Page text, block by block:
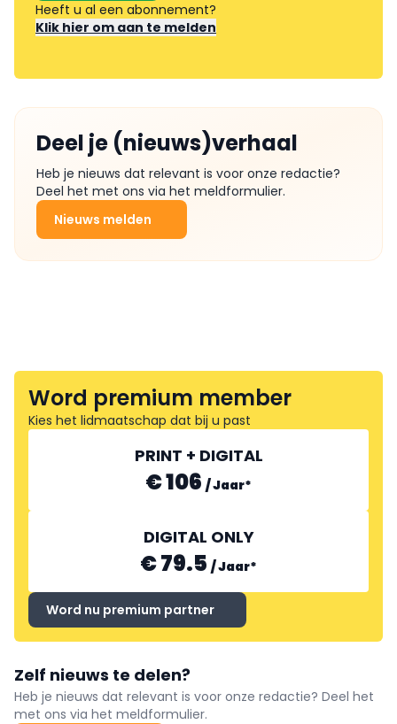
Heeft u al een abonnement?
Klik hier om aan te melden
Deel je (nieuws)verhaal
Heb je nieuws dat relevant is voor onze redactie?
Deel het met ons via het meldformulier.
Nieuws melden
Word premium member
Kies het lidmaatschap dat bij u past
PRINT + DIGITAL
€ 106 /Jaar*
DIGITAL ONLY
€ 79.5 /Jaar*
Word nu premium partner
Zelf nieuws te delen?
Heb je nieuws dat relevant is voor onze redactie? Deel het
met ons via het meldformulier.